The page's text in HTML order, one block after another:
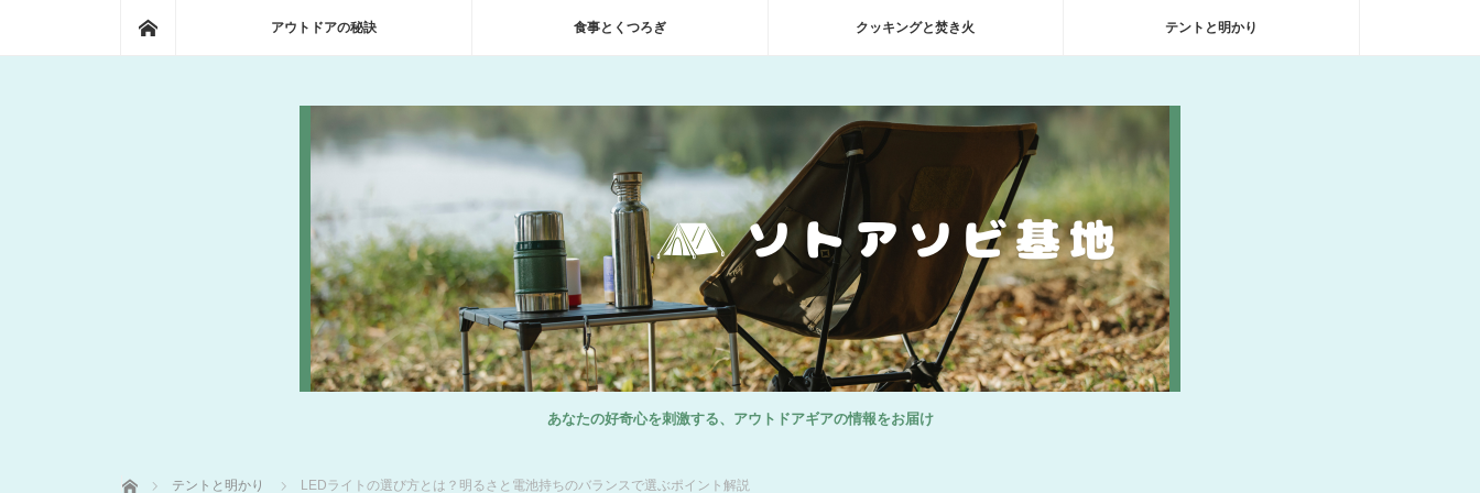
アウトドアの秘訣 食事とくつろぎ クッキングと焚き火 テントと明かり
あなたの好奇心を刺激する、アウトドアギアの情報をお届け
ホーム テントと明かり LEDライトの選び方とは？明るさと電池持ちのバランスで選ぶポイント解説